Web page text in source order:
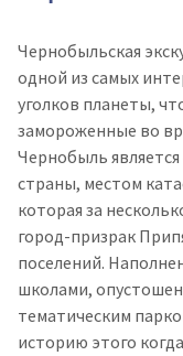
Чернобыльская
одной из самых
уголков планеты,
замороженные во
Чернобыль
страны, местом
которая за
город-призрак
поселений.
школами,
тематическим
историю этого